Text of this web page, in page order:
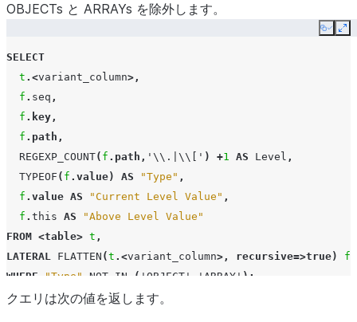
OBJECTs と ARRAYs を除外します。
Copy
SELECT
t .<variant_column>,
f . seq ,
f . key ,
f . path ,
REGEXP_COUNT( f . path , '\\.|\\[' ) +1 AS Level ,
TYPEOF ( f . value) AS "Type" ,
f . value AS "Current Level Value" ,
f . this AS
"Above Level Value"
FROM <table> t ,
LATERAL FLATTEN (t .<variant_column>, recursive=>true)
f
WHERE
"Type" NOT IN ( 'OBJECT' 'ARRAY' );
クエリは次の値を返します。